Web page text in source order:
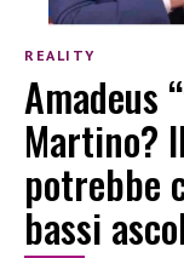
REALITY
Amadeus
Martino?
potrebbe
bassi